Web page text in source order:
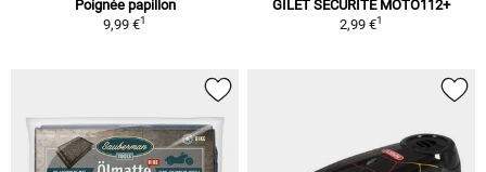
Poignée papillon
9,99 €1
GILET SÉCURITÉ MOTO112+
2,99 €1